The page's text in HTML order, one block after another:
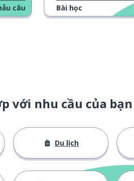
câu Bài học
với nhu cầu của bạn
Du lịch